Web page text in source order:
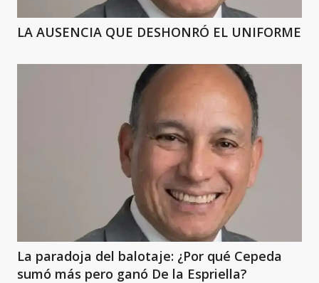
LA AUSENCIA QUE DESHONRÓ EL UNIFORME
La paradoja del balotaje: ¿Por qué Cepeda
sumó más pero ganó De la Espriella?